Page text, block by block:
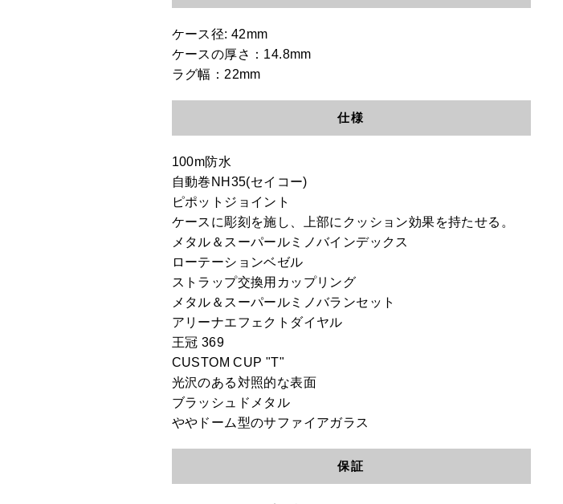
ケース径: 42mm
ケースの厚さ：14.8mm
ラグ幅：22mm
仕様
100m防水
自動巻NH35(セイコー)
ピポットジョイント
ケースに彫刻を施し、上部にクッション効果を持たせる。
メタル＆スーパールミノバインデックス
ローテーションベゼル
ストラップ交換用カップリング
メタル＆スーパールミノバランセット
アリーナエフェクトダイヤル
王冠 369
CUSTOM CUP "T"
光沢のある対照的な表面
ブラッシュドメタル
ややドーム型のサファイアガラス
保証